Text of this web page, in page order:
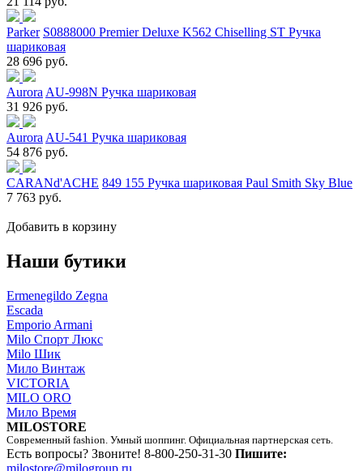
Parker S0888000 Premier Deluxe K562 Chiselling ST Ручка
шариковая
28 696 руб.
Aurora AU-998N Ручка шариковая
31 926 руб.
Aurora AU-541 Ручка шариковая
54 876 руб.
CARANd'ACHE 849 155 Ручка шариковая Paul Smith Sky Blue
7 763 руб.
Добавить в корзину
Наши бутики
Ermenegildo Zegna
Escada
Emporio Armani
Milo Спорт Люкс
Milo Шик
Мило Винтаж
VICTORIA
MILO ORO
Мило Время
MILOSTORE
Современный fashion. Умный шоппинг. Официальная партнерская сеть.
Есть вопросы? Звоните! 8-800-250-31-30 Пишите:
milostore@milogroup.ru